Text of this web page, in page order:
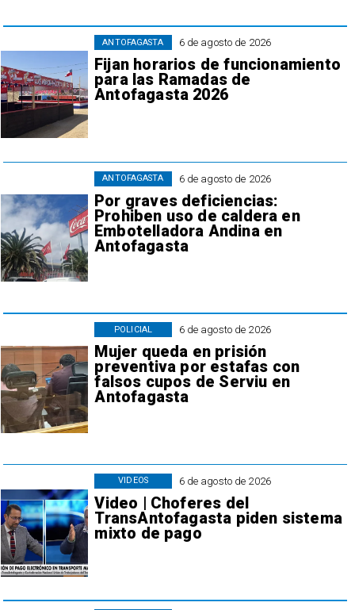
6 de agosto de 2026
Fijan horarios de funcionamiento
para las Ramadas de
Antofagasta 2026
ANTOFAGASTA
6 de agosto de 2026
Por graves deficiencias:
Prohiben uso de caldera en
Embotelladora Andina en
Antofagasta
ANTOFAGASTA
6 de agosto de 2026
Mujer queda en prisión
preventiva por estafas con
falsos cupos de Serviu en
Antofagasta
POLICIAL
6 de agosto de 2026
Video | Choferes del
TransAntofagasta piden sistema
mixto de pago
VIDEOS